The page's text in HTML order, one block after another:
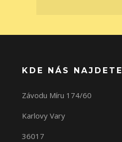
KDE NÁS NAJDETE
Závodu Míru 174/60
Karlovy Vary
36017